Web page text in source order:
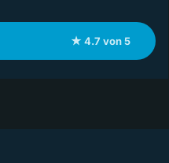
★ 4.7 von 5